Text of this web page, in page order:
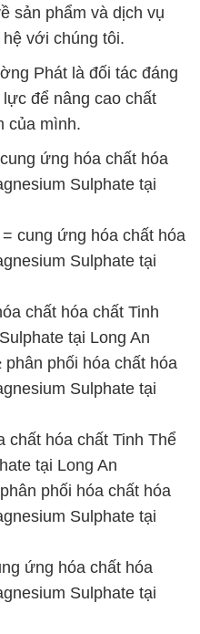
sản phẩm và dịch vụ
với chúng tôi.
Phát là đối tác đáng
để nâng cao chất
của mình.
ứng hóa chất hóa
Sulphate tại
cung ứng hóa chất hóa
Sulphate tại
chất hóa chất Tinh
tại Long An
phối hóa chất hóa
Sulphate tại
hóa chất Tinh Thể
tại Long An
phối hóa chất hóa
Sulphate tại
ứng hóa chất hóa
Sulphate tại